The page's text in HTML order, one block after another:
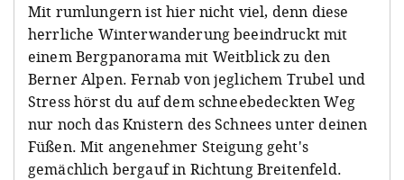
Mit rumlungern ist hier nicht viel, denn diese
herrliche Winterwanderung beeindruckt mit
einem Bergpanorama mit Weitblick zu den
Berner Alpen. Fernab von jeglichem Trubel und
Stress hörst du auf dem schneebedeckten Weg
nur noch das Knistern des Schnees unter deinen
Füßen. Mit angenehmer Steigung geht's
gemächlich bergauf in Richtung Breitenfeld.